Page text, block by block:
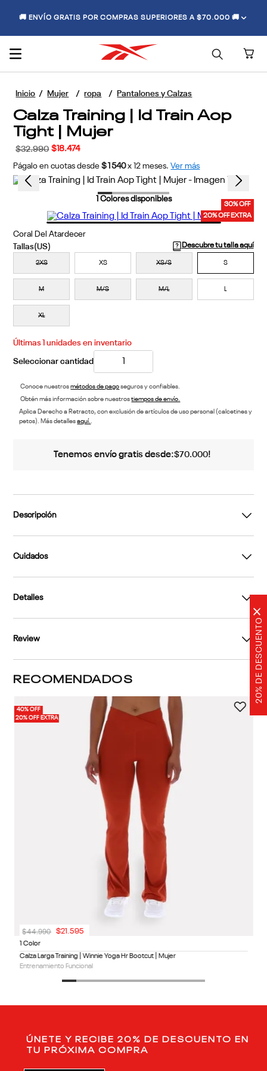
20% DE DESCUENTO
×
🚚 ENVÍO GRATIS POR COMPRAS SUPERIORES A $70.000 🚚
Mujer ropa Pantalones y Calzas
Calza Training | Id Train Aop
Tight | Mujer
$32.990 $ 18.474
Págalo en cuotas desde $1540 x 12 meses. Ver más
30% OFF
20% OFF EXTRA
Colores disponibles
Coral Del Atardecer
Descubre tu talla aquí
2XS XS XS/S S
M M/S M/L L
XL
Últimas unidades en inventario
Conoce nuestrosmétodos de pagoseguros y confiables.
Obtén más información sobre nuestrostiempos de envío.
Aplica Derecho a Retracto, con exclusión de artículos de uso personal (calcetines y
petos). Más detallesaquí..
Tenemos envío gratis desde:$70.000!
Descripción
Cuidados
Detalles
Review
RECOMENDADOS
40% OFF
20% OFF EXTRA
1 Color
Calza Larga Training | Winnie Yoga Hr Bootcut | Mujer
Entrenamiento Funcional
$44.990 $21.595
ÚNETE Y RECIBE 20% DE DESCUENTO EN
TU PRÓXIMA COMPRA